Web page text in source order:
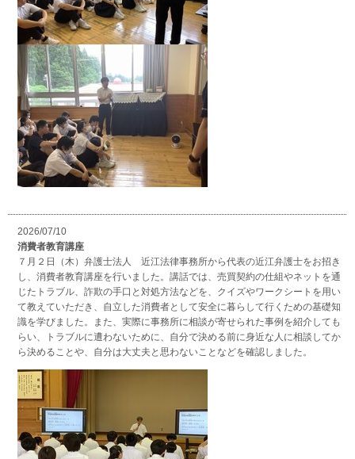
2026/07/10
消費者教育講座
７月２日（木）弁護士法人 近江法律事務所から代表の近江弁護士をお招き
し、消費者教育講座を行いました。講話では、売買契約の仕組やネットを通
じたトラブル、詐欺の手口と対処方法などを、クイズやワークシートを用い
て教えていただき、自立した消費者として安全に暮らして行くための基礎知
識を学びました。また、実際に事務所に相談が寄せられた事例を紹介しても
らい、トラブルに遭わないために、自分で決める前に身近な人に相談してか
ら決めることや、自分は大丈夫と思わないことなどを確認しました。